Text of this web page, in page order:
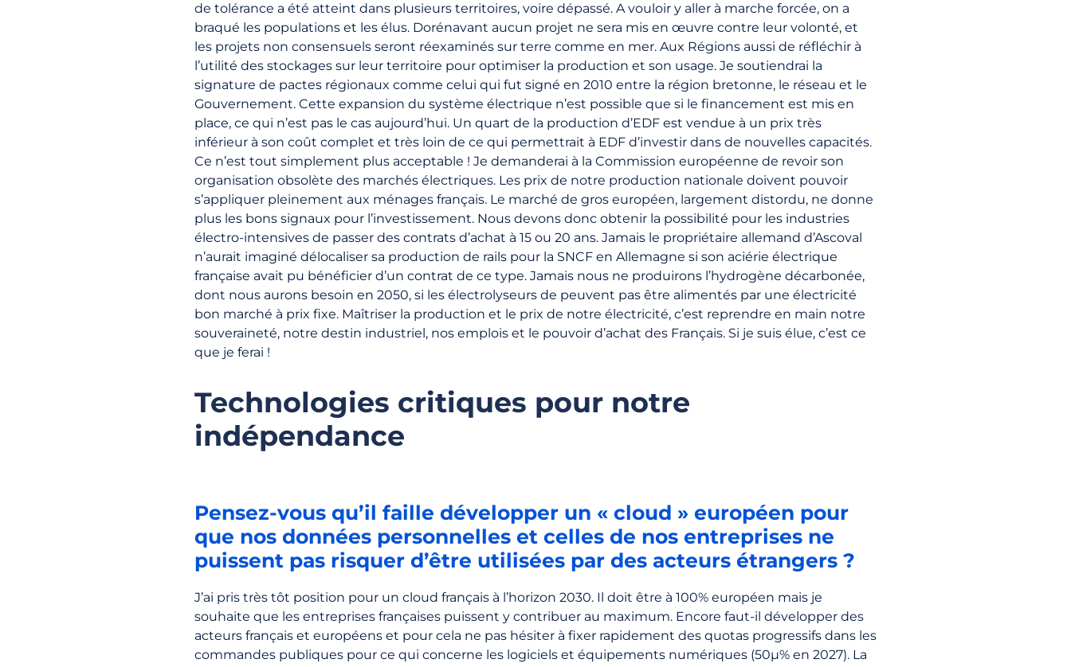
de tolérance a été atteint dans plusieurs territoires, voire dépassé. A vouloir y aller à marche forcée, on a
braqué les populations et les élus. Dorénavant aucun projet ne sera mis en œuvre contre leur volonté, et
les projets non consensuels seront réexaminés sur terre comme en mer. Aux Régions aussi de réfléchir à
l’utilité des stockages sur leur territoire pour optimiser la production et son usage. Je soutiendrai la
signature de pactes régionaux comme celui qui fut signé en 2010 entre la région bretonne, le réseau et le
Gouvernement. Cette expansion du système électrique n’est possible que si le financement est mis en
place, ce qui n’est pas le cas aujourd’hui. Un quart de la production d’EDF est vendue à un prix très
inférieur à son coût complet et très loin de ce qui permettrait à EDF d’investir dans de nouvelles capacités.
Ce n’est tout simplement plus acceptable ! Je demanderai à la Commission européenne de revoir son
organisation obsolète des marchés électriques. Les prix de notre production nationale doivent pouvoir
s’appliquer pleinement aux ménages français. Le marché de gros européen, largement distordu, ne donne
plus les bons signaux pour l’investissement. Nous devons donc obtenir la possibilité pour les industries
électro-intensives de passer des contrats d’achat à 15 ou 20 ans. Jamais le propriétaire allemand d’Ascoval
n’aurait imaginé délocaliser sa production de rails pour la SNCF en Allemagne si son aciérie électrique
française avait pu bénéficier d’un contrat de ce type. Jamais nous ne produirons l’hydrogène décarbonée,
dont nous aurons besoin en 2050, si les électrolyseurs de peuvent pas être alimentés par une électricité
bon marché à prix fixe. Maîtriser la production et le prix de notre électricité, c’est reprendre en main notre
souveraineté, notre destin industriel, nos emplois et le pouvoir d’achat des Français. Si je suis élue, c’est ce
que je ferai !
Technologies critiques pour notre
indépendance
Pensez-vous qu’il faille développer un « cloud » européen pour
que nos données personnelles et celles de nos entreprises ne
puissent pas risquer d’être utilisées par des acteurs étrangers ?
J’ai pris très tôt position pour un cloud français à l’horizon 2030. Il doit être à 100% européen mais je
souhaite que les entreprises françaises puissent y contribuer au maximum. Encore faut-il développer des
acteurs français et européens et pour cela ne pas hésiter à fixer rapidement des quotas progressifs dans les
commandes publiques pour ce qui concerne les logiciels et équipements numériques (50µ% en 2027). La